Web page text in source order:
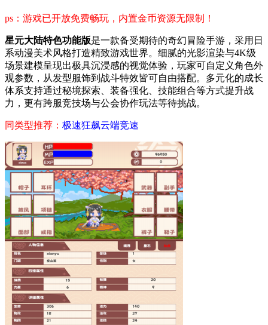
ps：游戏已开放免费畅玩，内置金币资源无限制！
星元大陆特色功能版是一款备受期待的奇幻冒险手游，采用日
系动漫美术风格打造精致游戏世界。细腻的光影渲染与4K级
场景建模呈现出极具沉浸感的视觉体验，玩家可自定义角色外
观参数，从发型服饰到战斗特效皆可自由搭配。多元化的成长
体系支持通过秘境探索、装备强化、技能组合等方式提升战
力，更有跨服竞技场与公会协作玩法等待挑战。
同类型推荐： 极速狂飙云端竞速